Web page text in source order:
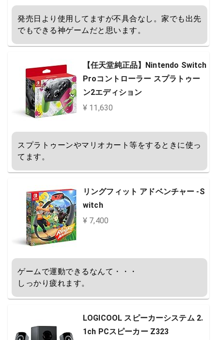
発売日より使用してますが不具合なし。家でも出先
でもできる神ゲームだと思います。
【任天堂純正品】Nintendo Switch
Proコントローラー スプラトゥー
ン2エディション
¥ 11,630
スプラトゥーンやマリオカート等をするときに使っ
てます。
リングフィット アドベンチャー -S
witch
¥ 7,400
ゲームで運動できるなんて・・・
しっかり疲れます。
LOGICOOL スピーカーシステム 2.
1ch PCスピーカー Z323